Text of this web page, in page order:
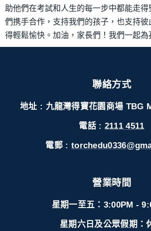
助他們在考試和人生的每一步中都能走
們携手合作，支持我們的孩子，也支持
得輕鬆愉快。加油，家長們！我們一起為
聯絡方式
地址 : 九龍灣得寶花園商場 TBG
電話 : 2111 4511
電郵 :
營業時間
星期一至五：3:00PM -
星期六日及公眾假期：